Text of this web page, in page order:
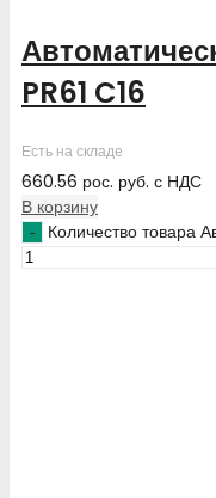
PR61 C16
Есть на складе
660.56 рос. руб. с НДС
В корзину
Количество товара